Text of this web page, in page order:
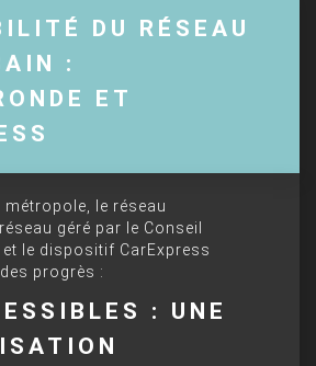
DU RÉSEAU
:
ET
métropole, le réseau
géré par le Conseil
le dispositif CarExpress
progrès :
: UNE